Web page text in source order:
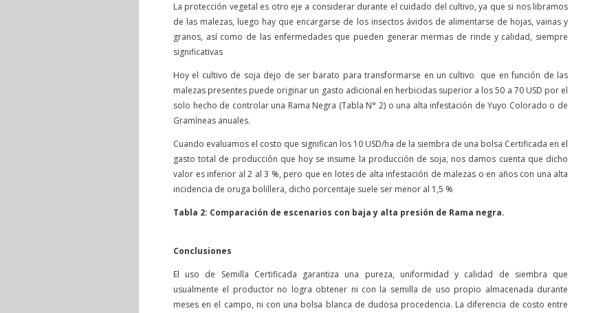
La protección vegetal es otro eje a considerar durante el cuidado del cultivo, ya que si nos libramos
de las malezas, luego hay que encargarse de los insectos ávidos de alimentarse de hojas, vainas y
granos, así como de las enfermedades que pueden generar mermas de rinde y calidad, siempre
significativas
Hoy el cultivo de soja dejo de ser barato para transformarse en un cultivo que en función de las
malezas presentes puede originar un gasto adicional en herbicidas superior a los 50 a 70 USD por el
solo hecho de controlar una Rama Negra (Tabla N° 2) o una alta infestación de Yuyo Colorado o de
Gramíneas anuales.
Cuando evaluamos el costo que significan los 10 USD/ha de la siembra de una bolsa Certificada en el
gasto total de producción que hoy se insume la producción de soja, nos damos cuenta que dicho
valor es inferior al 2 al 3 %, pero que en lotes de alta infestación de malezas o en años con una alta
incidencia de oruga bolillera, dicho porcentaje suele ser menor al 1,5 %
Tabla 2: Comparación de escenarios con baja y alta presión de Rama negra.
Conclusiones
El uso de Semilla Certificada garantiza una pureza, uniformidad y calidad de siembra que
usualmente el productor no logra obtener ni con la semilla de uso propio almacenada durante
meses en el campo, ni con una bolsa blanca de dudosa procedencia. La diferencia de costo entre